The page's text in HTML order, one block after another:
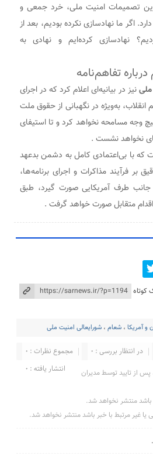
تصمیمات امنیت ملی، خرد جمعی و
اگر ما نهادسازی نکرده بودیم، بعد از
نهادسازی کرده‌ایم و نهادی به
تفاهم‌نامه
نیز در بیانیه‌ای اعلام کرد که در اجرای
انقلاب، به‌ویژه در نگهبانی از حقوق ملت
وجه مسامحه نخواهد کرد و تا استیفای
نخواهد نشست .
که با بی‌اعتمادی کامل به دشمن بدعهد
بر فرآیند مذاکرات و اجرای برنامه‌ها،
طرف آمریکایی صورت گیرد، طبق
متقابل صورت خواهد گرفت .
کوتاه
و آمریکا ،شعام ،شورایعالی امنیت ملی
مجموع نظرات : 0
در انتظار بررسی : 0
انتشار یافته : 0
از تایید توسط مدیران
باشد منتشر نخواهد شد.
یا غیر مرتبط با خبر باشد منتشر نخواهد شد.